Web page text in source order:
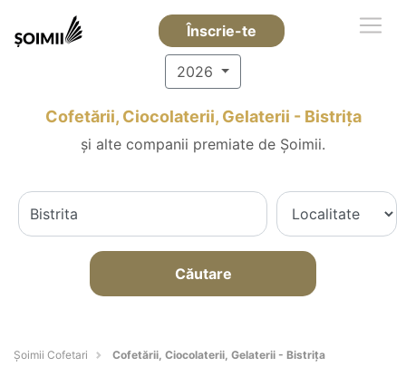
Înscrie-te
2026
Cofetării, Ciocolaterii, Gelaterii - Bistriţa
și alte companii premiate de Șoimii.
Căutare
Șoimii Cofetari Cofetării, Ciocolaterii, Gelaterii - Bistriţa